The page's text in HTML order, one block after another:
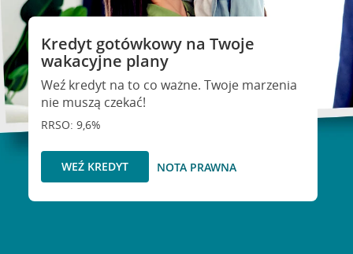
Kredyt gotówkowy na Twoje
wakacyjne plany
Weź kredyt na to co ważne. Twoje marzenia
nie muszą czekać!
RRSO: 9,6%
WEŹ KREDYT NOTA PRAWNA